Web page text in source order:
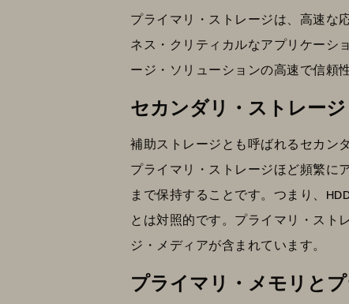
プライマリ・ストレージは、高速な
ネス・クリティカルなアプリケーシ
ージ・ソリューションの高速で信頼
セカンダリ・ストレー
補助ストレージとも呼ばれるセカン
プライマリ・ストレージほど頻繁に
まで保持することです。つまり、
とは対照的です。プライマリ・スト
ジ・メディアが含まれています。
プライマリ・メモリと